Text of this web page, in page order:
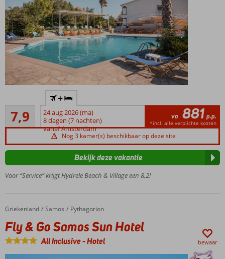
het
strand
Buffetrestaurant
met schitterend
zicht over de zee
Ca. 2
kilometer
Pythagorion
In
stijl
gebouwd
7,9
180
beoordelingen
+
24 aug 2026 (ma)
8 dagen (7 nachten)
vanaf Amsterdam
va 881 p.p.
*incl. alle verplichte kosten
Nog 3 kamer(s) beschikbaar op deze site
Voor “Service” krijgt Hydrele Beach & Village een 8,2!
Bekijk deze vakantie
Home
Griekenland Samos Pythagorion
Fly & Go Samos Sun Hotel
Fly & Go Samos Sun Hotel
All Inclusive-Hotel bewaar